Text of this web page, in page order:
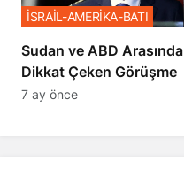
Sudan ve ABD Arasında
Dikkat Çeken Görüşme
İSRAİL-AMERİKA-BATI
7 ay önce